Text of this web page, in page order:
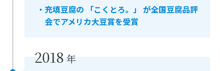
・充填豆腐の 「こくとろ。」 が全国豆腐品評
会でアメリカ大豆賞を受賞
2018 年